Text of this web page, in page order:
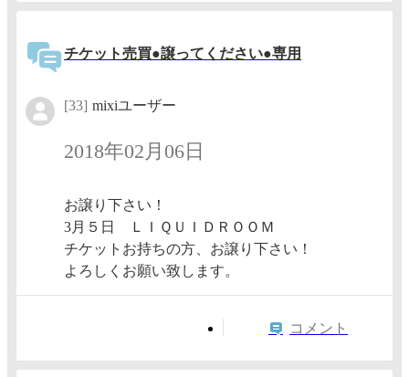
チケット売買●譲ってください●専用
[33] mixiユーザー
2018年02月06日
お譲り下さい！
3月５日 ＬＩＱＵＩＤＲＯＯＭ
チケットお持ちの方、お譲り下さい！
よろしくお願い致します。
コメント